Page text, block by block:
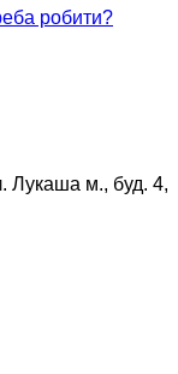
робити?
Лукаша м., буд. 4,